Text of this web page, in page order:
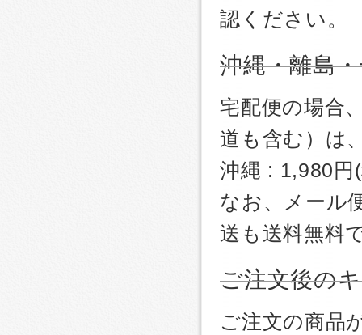
認ください。
沖縄・離島
宅配便の場合
道も含む）は
沖縄 : 1,980円
なお、メール
送も送料無料
ご注文後の
ご注文の商品